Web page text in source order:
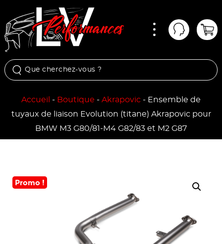
Mon
Accueil - Boutique - Akrapovic - Ensemble de
tuyaux de liaison Evolution (titane) Akrapovic pour
BMW M3 G80/81-M4 G82/83 et M2 G87
Promo !